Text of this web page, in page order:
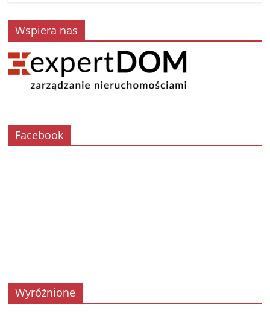
b
o
o
k
n
g
er
n
k
Wspiera nas
Facebook
Wyróżnione